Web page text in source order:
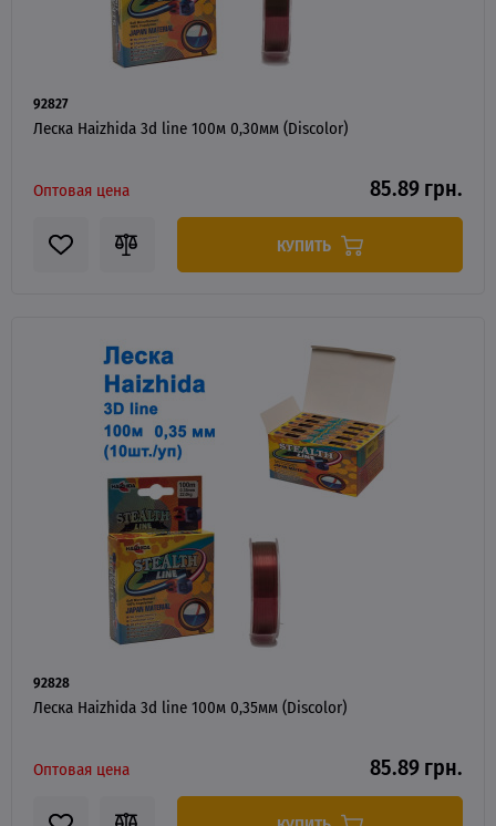
92827
Леска Haizhida 3d line 100м 0,30мм (Discolor)
Оптовая цена 85.89 грн.
КУПИТЬ
92828
Леска Haizhida 3d line 100м 0,35мм (Discolor)
Оптовая цена 85.89 грн.